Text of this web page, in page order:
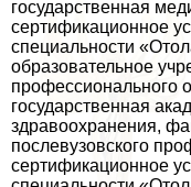
государственная
сертификационное
специальности
образовательное
профессионального
государственная
здравоохранения,
послевузовского
сертификационное